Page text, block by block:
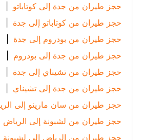
حجز طيران من جدة إلى كوتاباتو |
حجز طيران من كوتاباتو إلى جدة
حجز طيران من بودروم إلى جدة
حجز طيران من جدة إلى بودروم |
حجز طيران من تشيناي إلى جدة
حجز طيران من جدة إلى تشيناي |
حجز طيران من سان مارينو إلى الرياض
|
حجز طيران من لشبونة إلى الرياض
|
حجز طيران من الرياض إلى لشبونة |